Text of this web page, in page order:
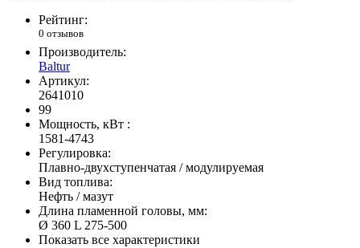
Рейтинг:
0 отзывов
Производитель:
Baltur
Артикул:
2641010
99
Мощность, кВт :
1581-4743
Регулировка:
Плавно-двухступенчатая / модулируемая
Вид топлива:
Нефть / мазут
Длина пламенной головы, мм:
Ø 360 L 275-500
Показать все характеристики